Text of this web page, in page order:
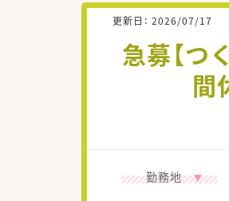
更新日： 2026/07/17
急募【
間
勤務地